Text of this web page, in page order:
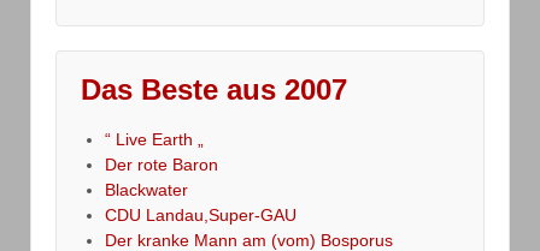
Das Beste aus 2007
“ Live Earth „
Der rote Baron
Blackwater
CDU Landau,Super-GAU
Der kranke Mann am (vom) Bosporus